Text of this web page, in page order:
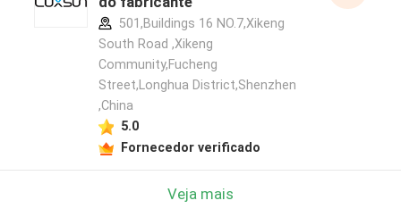
501,Buildings 16 NO.7,Xikeng
South Road ,Xikeng
Community,Fucheng
Street,Longhua District,Shenzhen
,China
5.0
Fornecedor verificado
Veja mais